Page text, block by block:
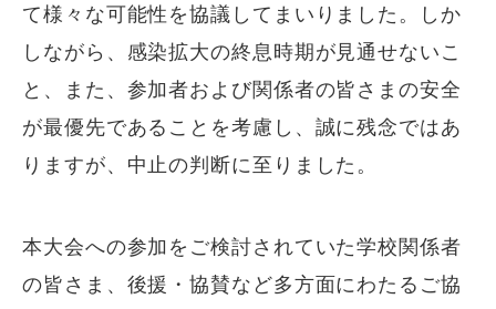
て様々な可能性を協議してまいりました。しか
しながら、感染拡大の終息時期が見通せないこ
と、また、参加者および関係者の皆さまの安全
が最優先であることを考慮し、誠に残念ではあ
りますが、中止の判断に至りました。
本大会への参加をご検討されていた学校関係者
の皆さま、後援・協賛など多方面にわたるご協